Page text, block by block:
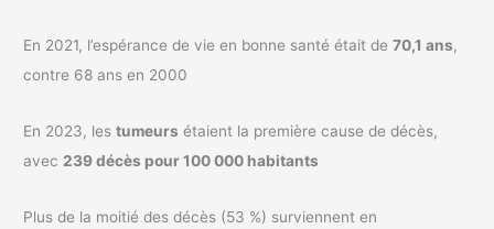
En 2021, l’espérance de vie en bonne santé était de70,1 ans,
contre 68 ans en 2000
En 2023, lestumeurs étaient la première cause de décès,
avec 239 décès pour 100 000 habitants
Plus de la moitié des décès (53 %) surviennent en